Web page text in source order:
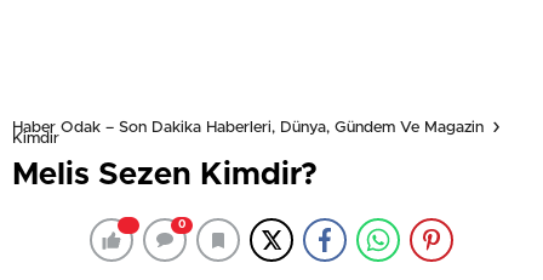
Haber Odak – Son Dakika Haberleri, Dünya, Gündem Ve Magazin
Kimdir
Melis Sezen Kimdir?
0